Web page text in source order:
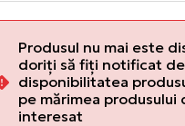
Produsul nu mai este
doriți să fiți notificat
disponibilitatea
pe mărimea produsului
interesat